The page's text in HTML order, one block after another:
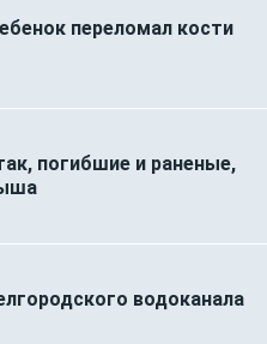
переломал кости
погибшие и раненые,
водоканала